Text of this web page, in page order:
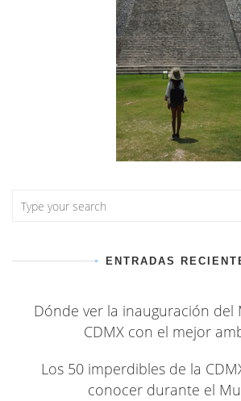
ENTRADAS
Dónde ver la inauguración del
CDMX con el mejor
Los 50 imperdibles de la
conocer durante el